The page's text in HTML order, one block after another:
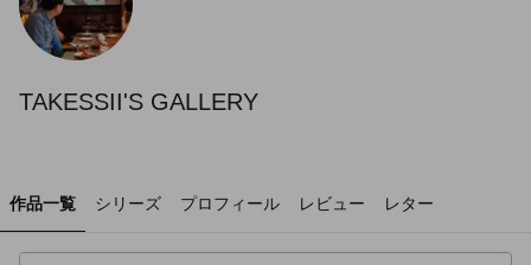
TAKESSII'S GALLERY
作品一覧 シリーズ プロフィール レビュー レター